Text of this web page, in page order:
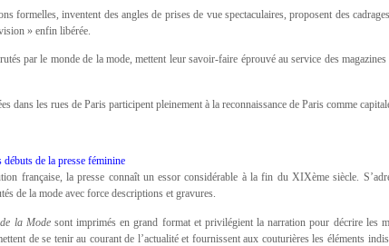
formelles, inventent des angles de prises de vue spectaculaires, proposent des
» enfin libérée.
par le monde de la mode, mettent leur savoir-faire éprouvé au service des
dans les rues de Paris participent pleinement à la reconnaissance de Paris comme
de la presse féminine
française, la presse connaît un essor considérable à la fin du XIXème siècle.
de la mode avec force descriptions et gravures.
la Mode sont imprimés en grand format et privilégient la narration pour décrire les
de se tenir au courant de l’actualité et fournissent aux couturières les éléments